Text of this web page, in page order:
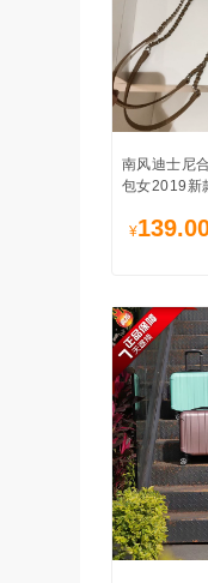
南风迪士尼
包女2019新
¥